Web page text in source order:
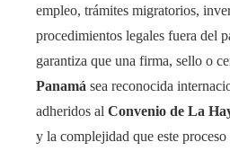
empleo, trámites migratorios,
procedimientos legales fuera del
garantiza que una firma, sello o
Panamá sea reconocida
adheridos al Convenio de La
y la complejidad que este